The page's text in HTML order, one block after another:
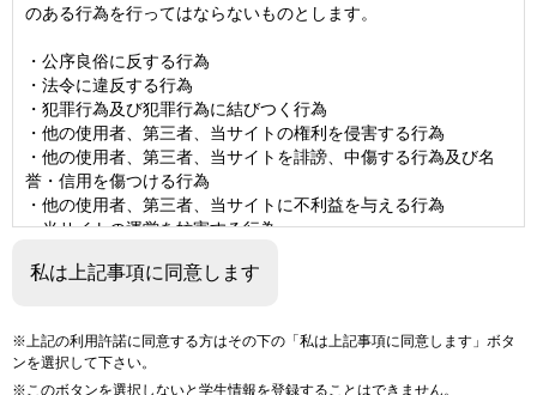
のある行為を行ってはならないものとします。
・公序良俗に反する行為
・法令に違反する行為
・犯罪行為及び犯罪行為に結びつく行為
・他の使用者、第三者、当サイトの権利を侵害する行為
・他の使用者、第三者、当サイトを誹謗、中傷する行為及び名
誉・信用を傷つける行為
・他の使用者、第三者、当サイトに不利益を与える行為
・当サイトの運営を妨害する行為
・プライバシー侵害の恐れのある個人情報の投稿
２．あなたの所属する大学・専門学校（以下「所属校」とい
う。）における指導・評価等に使用するため、あなたの在学期間
私は上記事項に同意します
※上記の利用許諾に同意する方はその下の「私は上記事項に同意します」ボタ
ンを選択して下さい。
※このボタンを選択しないと学生情報を登録することはできません。